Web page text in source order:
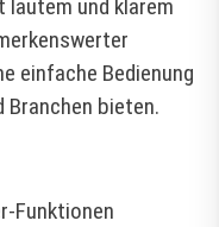
und klarem
einfache Bedienung
Branchen bieten.
Funktionen